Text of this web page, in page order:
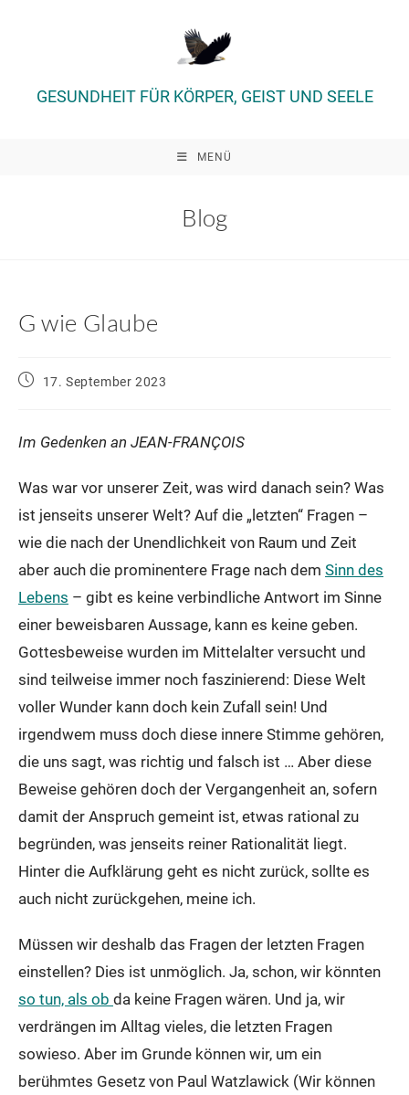
GESUNDHEIT FÜR KÖRPER, GEIST UND SEELE
MENÜ
Blog
G wie Glaube
Beitrag17. September 2023
Im Gedenken an JEAN-FRANÇOIS
Was war vor unserer Zeit, was wird danach sein? Was
ist jenseits unserer Welt? Auf die „letzten“ Fragen –
wie die nach der Unendlichkeit von Raum und Zeit
aber auch die prominentere Frage nach dem Sinn des
Lebens – gibt es keine verbindliche Antwort im Sinne
einer beweisbaren Aussage, kann es keine geben.
Gottesbeweise wurden im Mittelalter versucht und
sind teilweise immer noch faszinierend: Diese Welt
voller Wunder kann doch kein Zufall sein! Und
irgendwem muss doch diese innere Stimme gehören,
die uns sagt, was richtig und falsch ist … Aber diese
Beweise gehören doch der Vergangenheit an, sofern
damit der Anspruch gemeint ist, etwas rational zu
begründen, was jenseits reiner Rationalität liegt.
Hinter die Aufklärung geht es nicht zurück, sollte es
auch nicht zurückgehen, meine ich.
Müssen wir deshalb das Fragen der letzten Fragen
einstellen? Dies ist unmöglich. Ja, schon, wir könnten
so tun, als ob da keine Fragen wären. Und ja, wir
verdrängen im Alltag vieles, die letzten Fragen
sowieso. Aber im Grunde können wir, um ein
berühmtes Gesetz von Paul Watzlawick (Wir können